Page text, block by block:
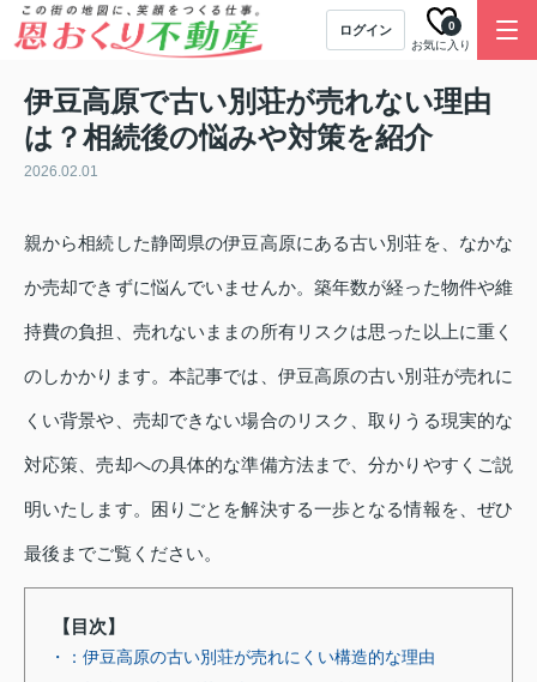
ログイン
お気に入り
0
伊豆高原で古い別荘が売れない理由
は？相続後の悩みや対策を紹介
2026.02.01
親から相続した静岡県の伊豆高原にある古い別荘を、なかな
か売却できずに悩んでいませんか。築年数が経った物件や維
持費の負担、売れないままの所有リスクは思った以上に重く
のしかかります。本記事では、伊豆高原の古い別荘が売れに
くい背景や、売却できない場合のリスク、取りうる現実的な
対応策、売却への具体的な準備方法まで、分かりやすくご説
明いたします。困りごとを解決する一歩となる情報を、ぜひ
最後までご覧ください。
【目次】
・：伊豆高原の古い別荘が売れにくい構造的な理由